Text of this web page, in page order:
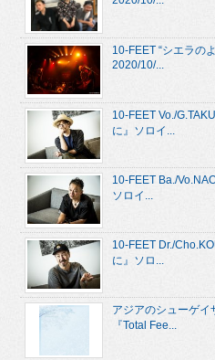
10-FEET “シエラの
2020/10/...
10-FEET Vo./
に』ソロイ...
10-FEET Ba./
ソロイ...
10-FEET Dr./
に』ソロ...
アジアのシューゲイ
『Total Fee...